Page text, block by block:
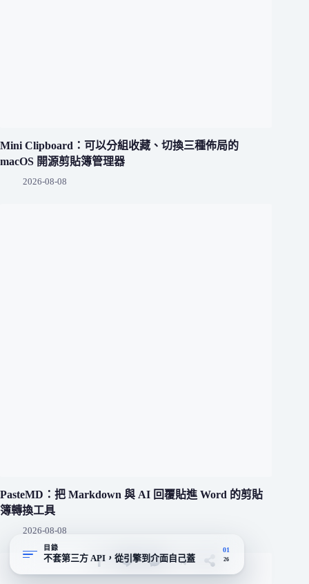
Mini Clipboard：可以分組收藏、切換三種佈局的
macOS 開源剪貼簿管理器
2026-08-08
PasteMD：把 Markdown 與 AI 回覆貼進 Word 的剪貼
簿轉換工具
2026-08-08
目錄
不套第三方 API，從引擎到介面自己蓋
01
26